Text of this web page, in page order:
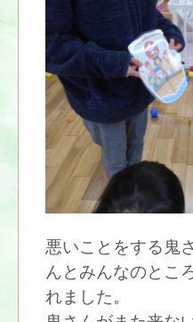
悪いことをする鬼
んとみんなのとこ
れました。